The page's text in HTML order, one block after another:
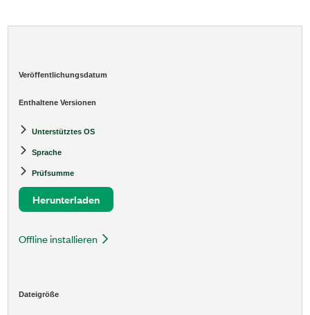
Veröffentlichungsdatum
Enthaltene Versionen
Unterstütztes OS
Sprache
Prüfsumme
Herunterladen
Offline installieren
Dateigröße